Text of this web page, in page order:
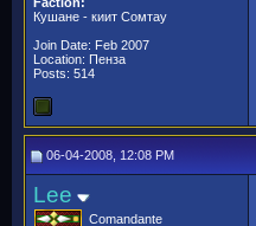
Кушане - киит Сомтау
Join Date: Feb 2007
Location: Пенза
Posts: 514
06-04-2008, 12:08 PM
Lee
Comandante